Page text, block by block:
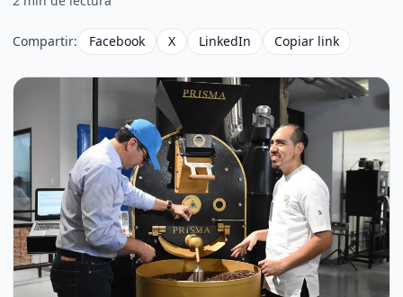
Compartir: Facebook X LinkedIn Copiar link